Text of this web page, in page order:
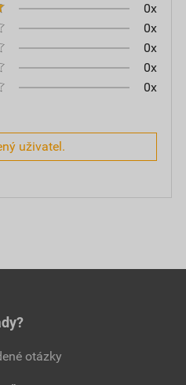
0x
0x
0x
0x
0x
uživatel.
otázky